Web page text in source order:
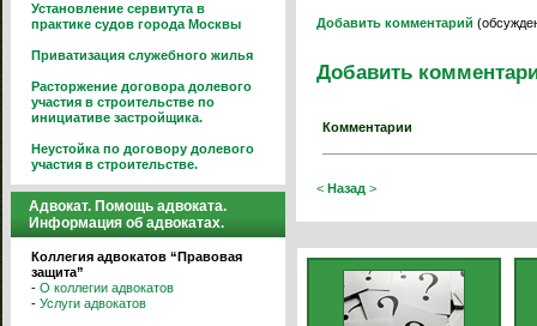
Установление сервитута в
практике судов города Москвы
Приватизация служебного жилья
Расторжение договора долевого
участия в строительстве по
инициативе застройщика.
Неустойка по договору долевого
участия в строительстве.
Адвокат. Помощь адвоката.
Информация об адвокатах.
Коллегия адвокатов “Правовая
защита”
- О коллегии адвокатов
- Услуги адвокатов
Добавить комментарий
Добавить
Комментарии
< Назад >